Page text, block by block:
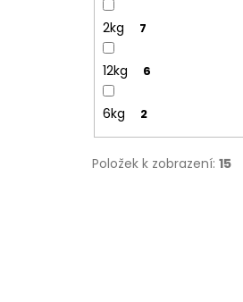
2kg 7
12kg 6
6kg 2
Položek k zobrazení: 15